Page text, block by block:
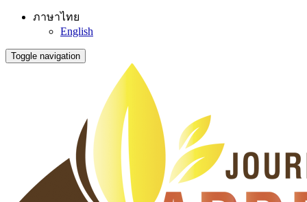
ภาษาไทย
English
Toggle navigation